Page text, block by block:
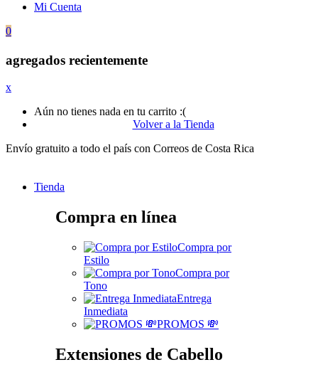
Mi Cuenta
0
agregados recientemente
x
Aún no tienes nada en tu carrito :(
Volver a la Tienda
Envío gratuito a todo el país con Correos de Costa Rica
Tienda
Compra en línea
Compra por
Estilo
Compra por
Tono
Entrega
Inmediata
PROMOS 💸
Extensiones de Cabello